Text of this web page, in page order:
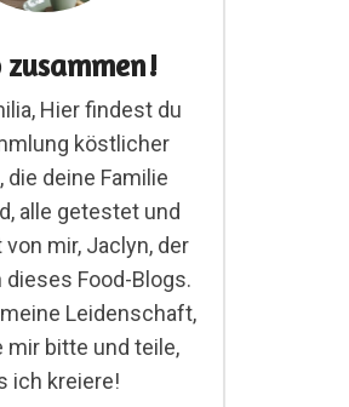
Hier findest du
köstlicher
die deine Familie
alle getestet und
mir, Jaclyn, der
Food-Blogs.
Leidenschaft,
mir bitte und teile,
ich kreiere!